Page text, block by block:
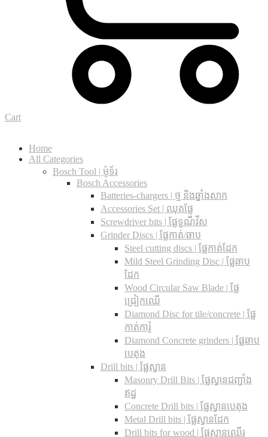
Cart
Home
All Categories
Bosch Tool | ម៉ូទ័រ
Bosch Accessories
Batteries-chargers | ថ្ម និងឆ្នាំងសាក
Accessories Set | ឈុតផ្លែ
Screwdriver bits | ផ្លែទួណឺវីស
Grinder Discs |​ ផ្លែកាត់/ឆាប
Steel cutting discs |​ ផ្លែកាត់ដែក
Mild Steel Grinding Disc | ផ្លែឆាប
ដែក
Wood Circular Saw Blade | ផ្លែ
ជ្រៀកឈើ
Diamond Disc for tile/concrete​ | ផ្លែ
កាត់ការ៉ូ
Diamond Concrete grinders | ផ្លែឆាប
បេតុង
Drill bits |​ ផ្លែស្វាន
Masonry Drill Bits |​ ផ្លែស្វានជញ្ជាំង
ឥដ្ឋ
Concrete Drill bits |​ ផ្លែស្វានបេតុង
Metal Drill bits |​ ផ្លែស្វានដែក
Drill bits for wood |​ ផ្លែស្វានឈើរ